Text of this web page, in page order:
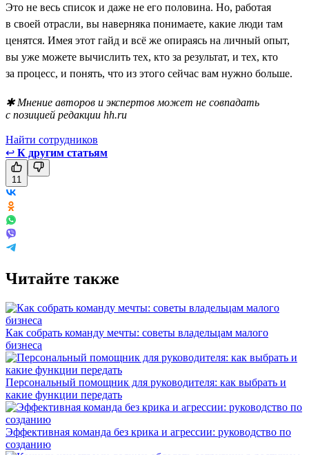
Это не весь список и даже не его половина. Но, работая
в своей отрасли, вы наверняка понимаете, какие люди там
ценятся. Имея этот гайд и всё же опираясь на личный опыт,
вы уже можете вычислить тех, кто за результат, и тех, кто
за процесс, и понять, что из этого сейчас вам нужно больше.
✱ Мнение авторов и экспертов может не совпадать
с позицией редакции hh.ru
Найти сотрудников
↩ К другим статьям
11
Читайте также
Как собрать команду мечты: советы владельцам малого
бизнеса
Персональный помощник для руководителя: как выбрать и
какие функции передать
Эффективная команда без крика и агрессии: руководство по
созданию